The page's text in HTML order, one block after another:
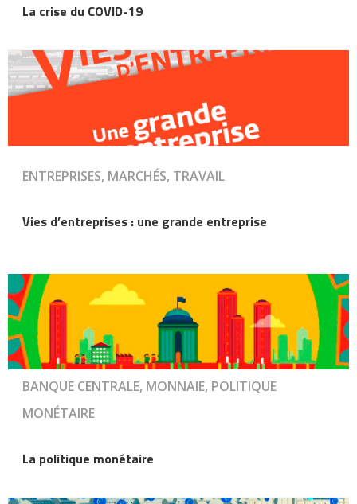
La crise du COVID-19
ENTREPRISES, MARCHÉS, TRAVAIL
Vies d’entreprises : une grande entreprise
BANQUE CENTRALE, MONNAIE, POLITIQUE
MONÉTAIRE
La politique monétaire